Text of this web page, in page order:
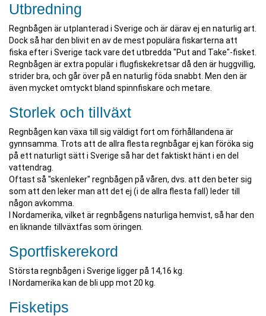
Utbredning
Regnbågen är utplanterad i Sverige och är därav ej en naturlig art.
Dock så har den blivit en av de mest populära fiskarterna att
fiska efter i Sverige tack vare det utbredda "Put and Take"-fisket.
Regnbågen är extra populär i flugfiskekretsar då den är huggvillig,
strider bra, och går över på en naturlig föda snabbt. Men den är
även mycket omtyckt bland spinnfiskare och metare.
Storlek och tillväxt
Regnbågen kan växa till sig väldigt fort om förhållandena är
gynnsamma. Trots att de allra flesta regnbågar ej kan föröka sig
på ett naturligt sätt i Sverige så har det faktiskt hänt i en del
vattendrag.
Oftast så "skenleker" regnbågen på våren, dvs. att den beter sig
som att den leker man att det ej (i de allra flesta fall) leder till
någon avkomma.
I Nordamerika, vilket är regnbågens naturliga hemvist, så har den
en liknande tillväxtfas som öringen.
Sportfiskerekord
Största regnbågen i Sverige ligger på 14,16 kg.
I Nordamerika kan de bli upp mot 20 kg.
Fisketips